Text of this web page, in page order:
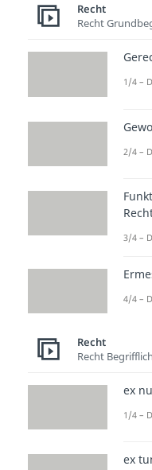
In
Du
gut
vor,
Zeit
Recht
Recht
1/4 –
2/4 –
3/4 –
4/4 –
Recht
Recht
ex
1/4 –
ex